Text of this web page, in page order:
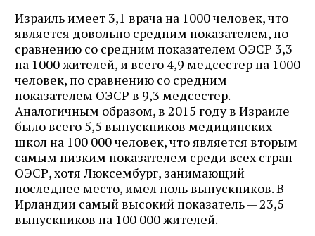
Израиль имеет 3,1 врача на 1000 человек, что
является довольно средним показателем, по
сравнению со средним показателем ОЭСР 3,3
на 1000 жителей, и всего 4,9 медсестер на 1000
человек, по сравнению со средним
показателем ОЭСР в 9,3 медсестер.
Аналогичным образом, в 2015 году в Израиле
было всего 5,5 выпускников медицинских
школ на 100 000 человек, что является вторым
самым низким показателем среди всех стран
ОЭСР, хотя Люксембург, занимающий
последнее место, имел ноль выпускников. В
Ирландии самый высокий показатель — 23,5
выпускников на 100 000 жителей.